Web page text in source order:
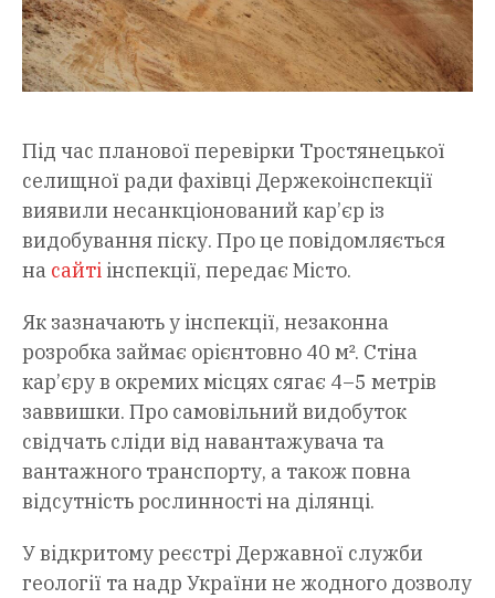
Під час планової перевірки Тростянецької
селищної ради фахівці Держекоінспекції
виявили несанкціонований кар’єр із
видобування піску. Про це повідомляється
на сайті інспекції, передає Місто.
Як зазначають у інспекції, незаконна
розробка займає орієнтовно 40 м². Стіна
кар’єру в окремих місцях сягає 4–5 метрів
заввишки. Про самовільний видобуток
свідчать сліди від навантажувача та
вантажного транспорту, а також повна
відсутність рослинності на ділянці.
У відкритому реєстрі Державної служби
геології та надр України не жодного дозволу